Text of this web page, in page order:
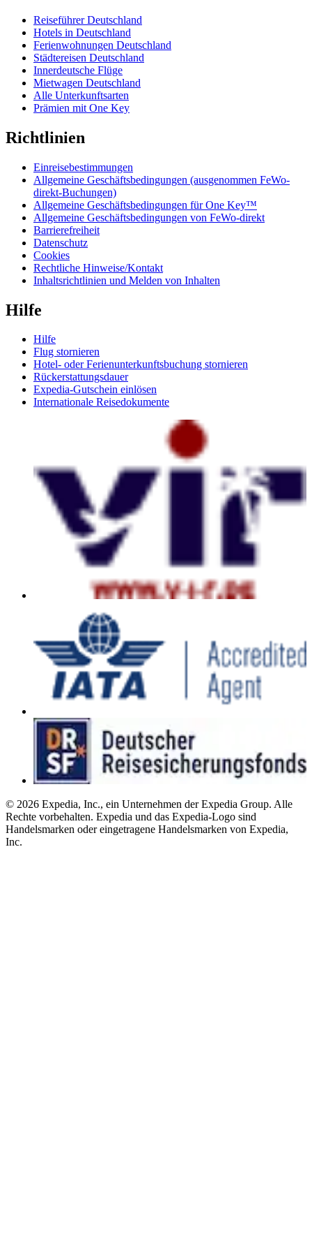
Reiseführer Deutschland
Hotels in Deutschland
Ferienwohnungen Deutschland
Städtereisen Deutschland
Innerdeutsche Flüge
Mietwagen Deutschland
Alle Unterkunftsarten
Prämien mit One Key
Richtlinien
Einreisebestimmungen
Allgemeine Geschäftsbedingungen (ausgenommen FeWo-
direkt-Buchungen)
Allgemeine Geschäftsbedingungen für One Key™
Allgemeine Geschäftsbedingungen von FeWo-direkt
Barrierefreiheit
Datenschutz
Cookies
Rechtliche Hinweise/Kontakt
Inhaltsrichtlinien und Melden von Inhalten
Hilfe
Hilfe
Flug stornieren
Hotel- oder Ferienunterkunftsbuchung stornieren
Rückerstattungsdauer
Expedia-Gutschein einlösen
Internationale Reisedokumente
© 2026 Expedia, Inc., ein Unternehmen der Expedia Group. Alle
Rechte vorbehalten. Expedia und das Expedia-Logo sind
Handelsmarken oder eingetragene Handelsmarken von Expedia,
Inc.